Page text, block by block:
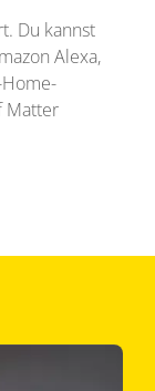
Du kannst
Alexa,
Matter